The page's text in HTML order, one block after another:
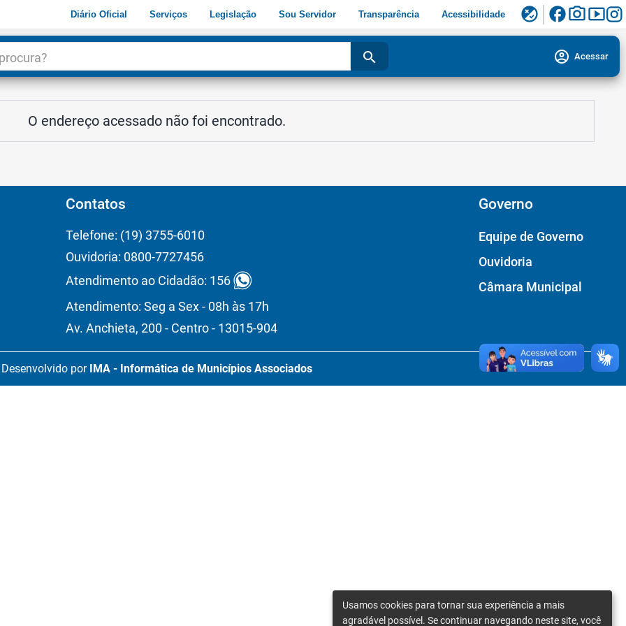
Diário Oficial Serviços Legislação Sou Servidor Transparência Acessibilidade flaky facebookphoto_camerasmart_display
search account_circle Acessar
O endereço acessado não foi encontrado.
Contatos
Telefone: (19) 3755-6010
Ouvidoria: 0800-7727456
Atendimento ao Cidadão: 156
Atendimento: Seg a Sex - 08h às 17h
Av. Anchieta, 200 - Centro - 13015-904
Governo
Equipe de Governo
Ouvidoria
Câmara Municipal
Desenvolvido por IMA - Informática de Municípios Associados
Usamos cookies para tornar sua experiência a mais
agradável possível. Se continuar navegando neste site, você